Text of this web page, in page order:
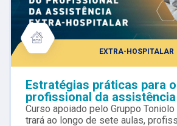
EXTRA-HOSPITALAR
Estratégias práticas para
profissional da
hospitalar
Curso apoiado pelo Gruppo Toniolo
trará ao longo de sete aulas,